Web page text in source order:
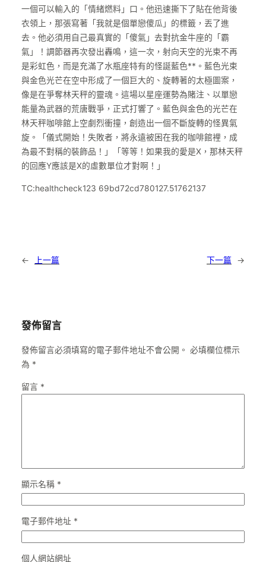
一個可以輸入的「情緒燃料」口。他迅速撕下了貼在他背後
衣領上，那張寫著「我就是個單戀傻瓜」的標籤，丟了進
去。他必須用自己最真實的「傻氣」去對抗金牛座的「霸
氣」！調節器再次發出轟鳴，這一次，射向天空的光束不再
是彩虹色，而是充滿了水瓶座特有的怪誕藍色**。藍色光束
與金色光芒在空中形成了一個巨大的、旋轉著的太極圖案，
像是在爭奪林天秤的靈魂。這場以星座運勢為賭注、以單戀
能量為武器的荒唐戰爭，正式打響了。藍色與金色的光芒在
林天秤咖啡館上空劇烈衝撞，創造出一個不斷旋轉的怪異氣
旋。「儀式開始！失敗者，將永遠被困在我的咖啡館裡，成
為最不對稱的裝飾品！」「等等！如果我的愛是X，那林天秤
的回應Y應該是X的虛數單位才對啊！」
TC:healthcheck123 69bd72cd780127.51762137
← 上一篇 下一篇 →
發佈留言
發佈留言必須填寫的電子郵件地址不會公開。 必填欄位標示
為 *
留言 *
顯示名稱 *
電子郵件地址 *
個人網站網址